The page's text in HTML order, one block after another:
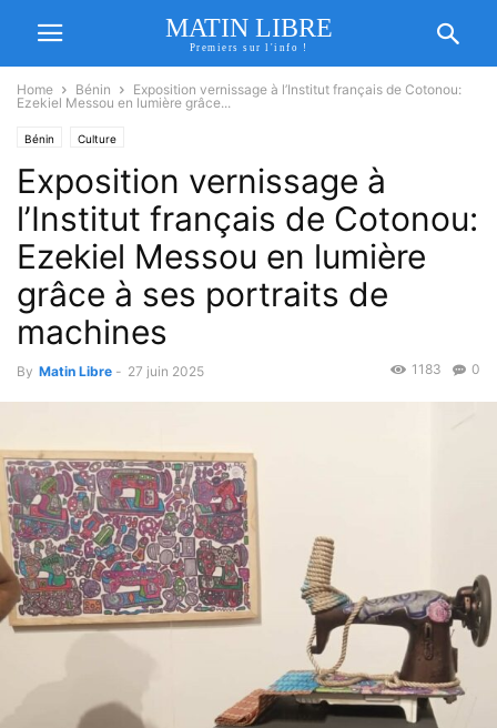
MATIN LIBRE
Premiers sur l'info !
Home Bénin
Exposition vernissage à l’Institut français de Cotonou:
Ezekiel Messou en lumière grâce...
Bénin Culture
Exposition vernissage à
l’Institut français de Cotonou:
Ezekiel Messou en lumière
grâce à ses portraits de
machines
By Matin Libre - 27 juin 2025 0
1183